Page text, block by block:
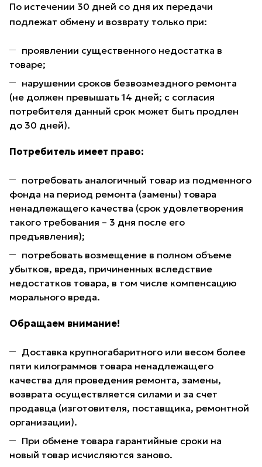
По истечении 30 дней со дня их передачи
подлежат обмену и возврату только при:
проявлении существенного недостатка в
товаре;
нарушении сроков безвозмездного ремонта
(не должен превышать 14 дней; с согласия
потребителя данный срок может быть продлен
до 30 дней).
Потребитель имеет право:
потребовать аналогичный товар из подменного
фонда на период ремонта (замены) товара
ненадлежащего качества (срок удовлетворения
такого требования – 3 дня после его
предъявления);
потребовать возмещение в полном объеме
убытков, вреда, причиненных вследствие
недостатков товара, в том числе компенсацию
морального вреда.
Обращаем внимание!
Доставка крупногабаритного или весом более
пяти килограммов товара ненадлежащего
качества для проведения ремонта, замены,
возврата осуществляется силами и за счет
продавца (изготовителя, поставщика, ремонтной
организации).
При обмене товара гарантийные сроки на
новый товар исчисляются заново.